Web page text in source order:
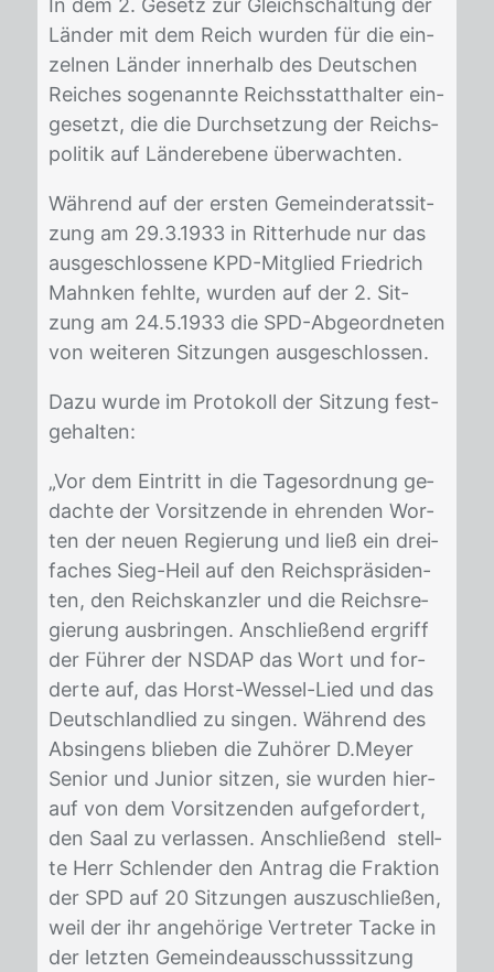
Län­der mit dem Reich wur­den für die ein­
zel­nen Län­der in­ner­halb des Deut­schen
Rei­ches so­ge­nann­te Reichs­statt­hal­ter ein­
ge­setzt, die die Durch­set­zung der Reichs­
po­li­tik auf Län­der­ebe­ne über­wach­ten.
Wäh­rend auf der ers­ten Ge­mein­de­rats­sit­
zung am 29.3.1933 in Rit­ter­hu­de nur das
aus­ge­schlos­se­ne KPD-Mit­glied Fried­rich
Mahn­ken fehl­te, wur­den auf der 2. Sit­
zung am 24.5.1933 die SPD-Ab­ge­ord­ne­ten
von wei­te­ren Sit­zun­gen aus­ge­schlos­sen.
Dazu wur­de im Pro­to­koll der Sit­zung fest­
ge­hal­ten:
„Vor dem Ein­tritt in die Ta­ges­ord­nung ge­
dach­te der Vor­sit­zen­de in eh­ren­den Wor­
ten der neu­en Re­gie­rung und ließ ein drei­
fa­ches Sieg-Heil auf den Reichs­prä­si­den­
ten, den Reichs­kanz­ler und die Reichs­re­
gie­rung aus­brin­gen. An­schlie­ßend er­griff
der Füh­rer der NS­DAP das Wort und for­
der­te auf, das Horst-Wes­sel-Lied und das
Deutsch­land­lied zu sin­gen. Wäh­rend des
Ab­sin­gens blie­ben die Zu­hö­rer D.Mey­er
Se­ni­or und Ju­ni­or sit­zen, sie wur­den hier­
auf von dem Vor­sit­zen­den auf­ge­for­dert,
den Saal zu ver­las­sen. An­schlie­ßend stell­
te Herr Schlen­der den An­trag die Frak­ti­on
der SPD auf 20 Sit­zun­gen aus­zu­schlie­ßen,
weil der ihr an­ge­hö­ri­ge Ver­tre­ter Ta­cke in
der letz­ten Ge­mein­de­aus­schuss­sit­zung